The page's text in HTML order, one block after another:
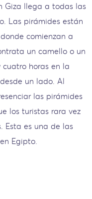
Giza llega a todas las
Las pirámides están
comienzan a
un camello o un
horas en la
un lado. Al
las pirámides
los turistas rara vez
Esta es una de las
Egipto.